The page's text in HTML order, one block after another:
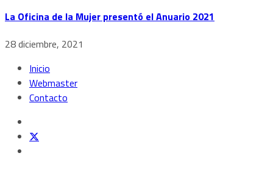
La Oficina de la Mujer presentó el Anuario 2021
28 diciembre, 2021
Inicio
Webmaster
Contacto